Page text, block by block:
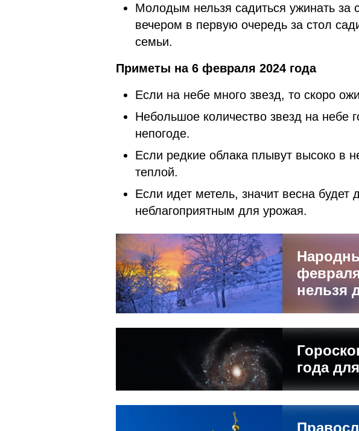
Молодым нельзя садиться ужинать за
вечером в первую очередь за стол
семьи.
Приметы на 6 февраля 2024 года
Если на небе много звезд, то скоро
Небольшое количество звезд на небе
непогоде.
Если редкие облака плывут высоко в
теплой.
Если идет метель, значит весна будет
неблагоприятным для урожая.
нельзя
года